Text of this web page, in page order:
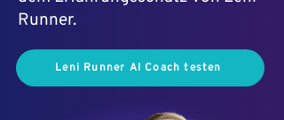
Runner.
Leni Runner AI Coach testen